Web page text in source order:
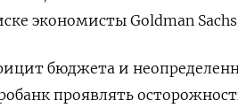
экономисты Goldman
бюджета и
проявлять